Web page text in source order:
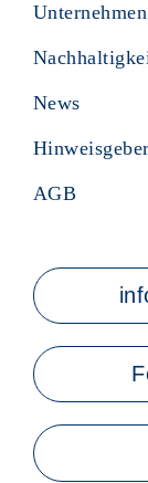
Unternehmen
News
AGB